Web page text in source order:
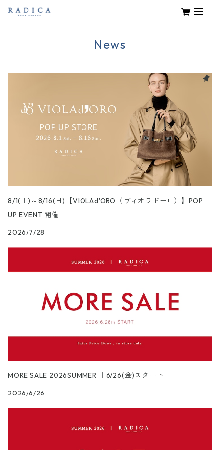
News
8/1(土)～8/16(日)【VIOLAd'ORO（ヴィオラドーロ）】POP
UP EVENT 開催
2026/7/28
MORE SALE 2026SUMMER ｜6/26(金)スタート
2026/6/26